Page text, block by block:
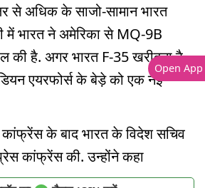
से अधिक के साजो-सामान भारत
में भारत ने अमेरिका से MQ-9B
की है. अगर भारत F-35 खरीदता है
एयरफोर्स के बेड़े को एक नई
के बाद भारत के विदेश सचिव
कांफ्रेंस की. उन्होंने कहा
Open App